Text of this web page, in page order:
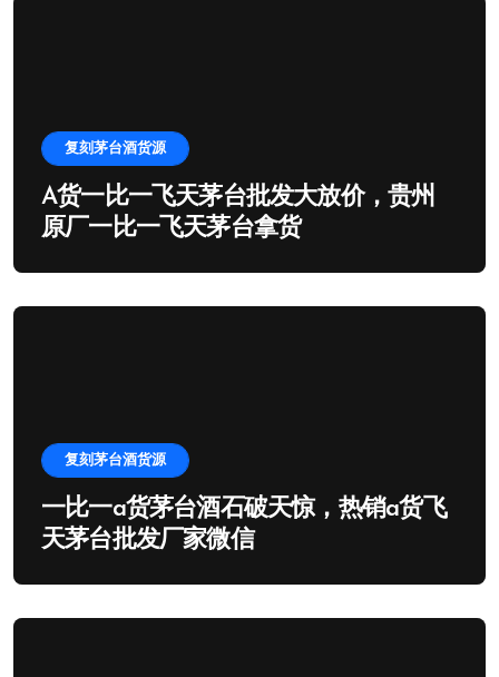
复刻茅台酒货源
A货一比一飞天茅台批发大放价，贵州
原厂一比一飞天茅台拿货
复刻茅台酒货源
一比一a货茅台酒石破天惊，热销a货飞
天茅台批发厂家微信